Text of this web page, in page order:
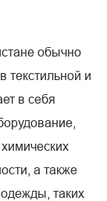
обычно
текстильной и
в себя
а также
таких